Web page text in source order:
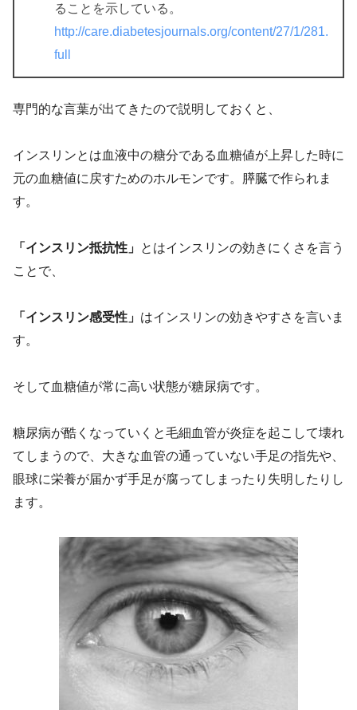
ることを示している。
http://care.diabetesjournals.org/content/27/1/281.
full
専門的な言葉が出てきたので説明しておくと、
インスリンとは血液中の糖分である血糖値が上昇した時に
元の血糖値に戻すためのホルモンです。膵臓で作られま
す。
「インスリン抵抗性」 とはインスリンの効きにくさを言う
ことで、
「インスリン感受性」 はインスリンの効きやすさを言いま
す。
そして血糖値が常に高い状態が糖尿病です。
糖尿病が酷くなっていくと毛細血管が炎症を起こして壊れ
てしまうので、大きな血管の通っていない手足の指先や、
眼球に栄養が届かず手足が腐ってしまったり失明したりし
ます。